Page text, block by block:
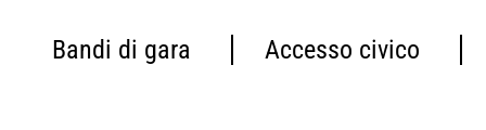
Bandi di gara Accesso civico